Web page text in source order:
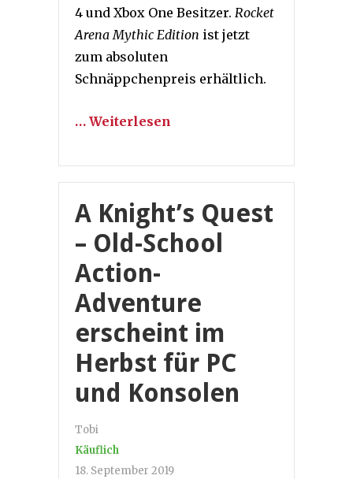
4 und Xbox One Besitzer. Rocket
Arena Mythic Edition ist jetzt
zum absoluten
Schnäppchenpreis erhältlich.
… Weiterlesen
A Knight’s Quest
– Old-School
Action-
Adventure
erscheint im
Herbst für PC
und Konsolen
Tobi
Käuflich
18. September 2019